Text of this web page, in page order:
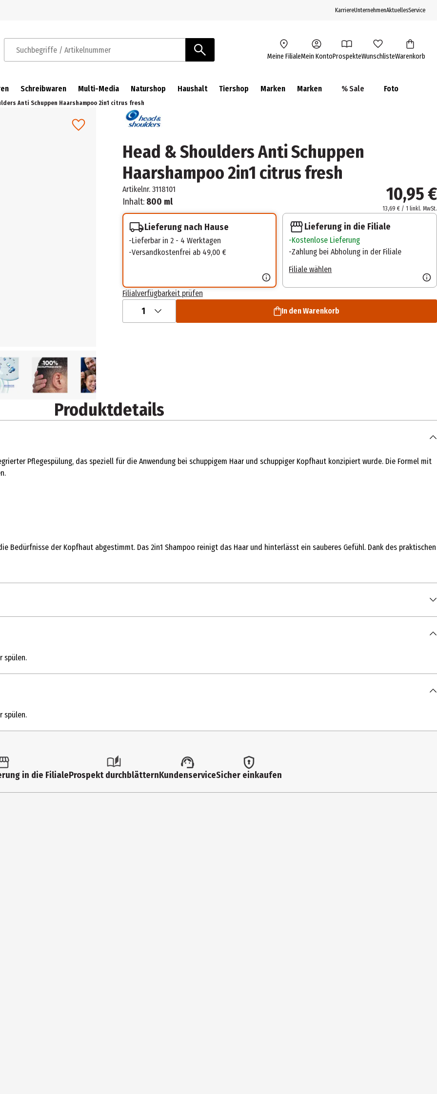
KarriereUnternehmenAktuellesService
Suchbegriffe / Artikelnummer Meine FilialeMein KontoProspekteWunschlisteWarenkorb
Schreibwaren Multi-Media Naturshop Haushalt Tiershop Marken Marken % Sale Foto
Anti Schuppen Haarshampoo 2in1 citrus fresh
Head & Shoulders Anti Schuppen
Haarshampoo 2in1 citrus fresh
Artikelnr. 3118101
Inhalt: 800 ml 10,95 €
13,69 € / 1 linkl. MwSt.
Lieferung nach Hause
Lieferbar in 2 - 4 Werktagen
Versandkostenfrei ab 49,00 €
Lieferung in die Filiale
Kostenlose Lieferung
Zahlung bei Abholung in der Filiale
Filiale wählen
Filialverfügbarkeit prüfen
1 In den Warenkorb
Produktdetails
Pflegespülung, das speziell für die Anwendung bei schuppigem Haar und schuppiger Kopfhaut konzipiert wurde. Die Formel mit
Bedürfnisse der Kopfhaut abgestimmt. Das 2in1 Shampoo reinigt das Haar und hinterlässt ein sauberes Gefühl. Dank des praktischen
Hydroxypropyltrimonium Chloride, Menthol, Dimethicone, Sodium Benzoate, Sodium Salicylate, TEA-Dodecylbenzenesulfonate,
Trideceth-10, Niacinamide, Hexyl Cinnamal, Limonene, Benzyl Salicylate, Citronellol, Panthenol, Tocopheryl Acetate, Acetic Acid, CI
gründlich mit Wasser spülen.
spülen.
spülen.
in die FilialeProspekt durchblätternKundenserviceSicher einkaufen